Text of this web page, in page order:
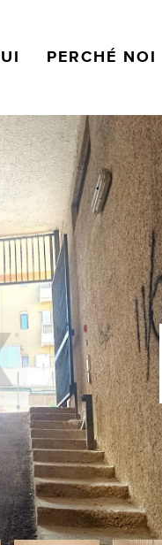
PERCHÉ NOI